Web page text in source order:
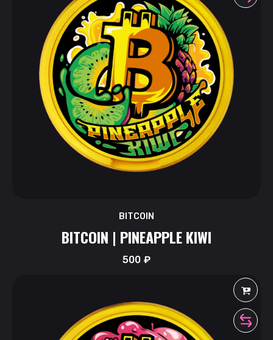
BITCOIN
BITCOIN | PINEAPPLE KIWI
500₽